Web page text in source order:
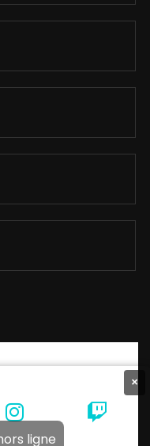
×
ligne